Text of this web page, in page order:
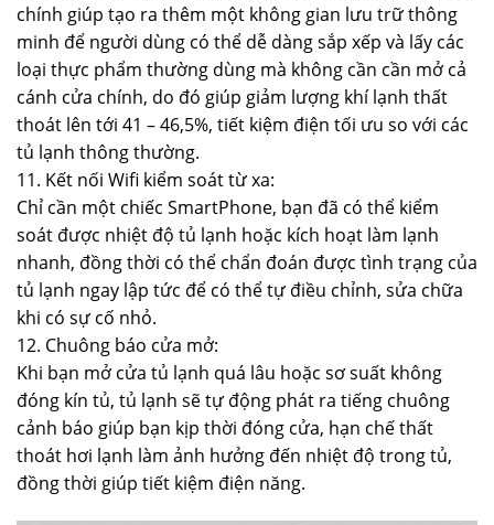
chính giúp tạo ra thêm một không gian lưu trữ thông
minh để người dùng có thể dễ dàng sắp xếp và lấy các
loại thực phẩm thường dùng mà không cần cần mở cả
cánh cửa chính, do đó giúp giảm lượng khí lạnh thất
thoát lên tới 41 – 46,5%, tiết kiệm điện tối ưu so với các
tủ lạnh thông thường.
11. Kết nối Wifi kiểm soát từ xa:
Chỉ cần một chiếc SmartPhone, bạn đã có thể kiểm
soát được nhiệt độ tủ lạnh hoặc kích hoạt làm lạnh
nhanh, đồng thời có thể chẩn đoán được tình trạng của
tủ lạnh ngay lập tức để có thể tự điều chỉnh, sửa chữa
khi có sự cố nhỏ.
12. Chuông báo cửa mở:
Khi bạn mở cửa tủ lạnh quá lâu hoặc sơ suất không
đóng kín tủ, tủ lạnh sẽ tự động phát ra tiếng chuông
cảnh báo giúp bạn kịp thời đóng cửa, hạn chế thất
thoát hơi lạnh làm ảnh hưởng đến nhiệt độ trong tủ,
đồng thời giúp tiết kiệm điện năng.